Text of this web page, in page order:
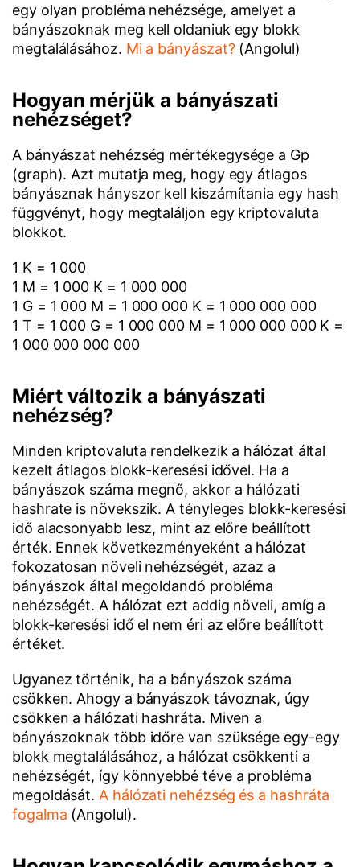
egy olyan probléma nehézsége, amelyet a
bányászoknak meg kell oldaniuk egy blokk
megtalálásához. Mi a bányászat?(Angolul)
Hogyan mérjük a bányászati
nehézséget?
A bányászat nehézség mértékegysége a Gp
(graph). Azt mutatja meg, hogy egy átlagos
bányásznak hányszor kell kiszámítania egy hash
függvényt, hogy megtaláljon egy kriptovaluta
blokkot.
1 K = 1 000
1 M = 1 000 K = 1 000 000
1 G = 1 000 M = 1 000 000 K = 1 000 000 000
1 T = 1 000 G = 1 000 000 M = 1 000 000 000 K =
1 000 000 000 000
Miért változik a bányászati
nehézség?
Minden kriptovaluta rendelkezik a hálózat által
kezelt átlagos blokk-keresési idővel. Ha a
bányászok száma megnő, akkor a hálózati
hashrate is növekszik. A tényleges blokk-keresési
idő alacsonyabb lesz, mint az előre beállított
érték. Ennek következményeként a hálózat
fokozatosan növeli nehézségét, azaz a
bányászok által megoldandó probléma
nehézségét. A hálózat ezt addig növeli, amíg a
blokk-keresési idő el nem éri az előre beállított
értéket.
Ugyanez történik, ha a bányászok száma
csökken. Ahogy a bányászok távoznak, úgy
csökken a hálózati hashráta. Miven a
bányászoknak több időre van szüksége egy-egy
blokk megtalálásához, a hálózat csökkenti a
nehézségét, így könnyebbé téve a probléma
megoldását. A hálózati nehézség és a hashráta
fogalma (Angolul).